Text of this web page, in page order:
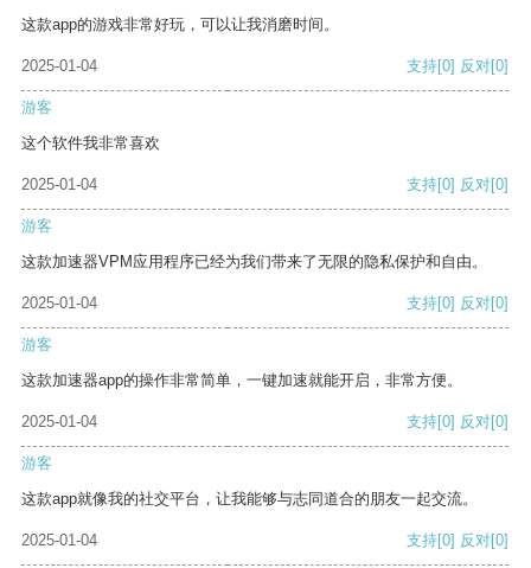
这款app的游戏非常好玩，可以让我消磨时间。
2025-01-04 支持[0] 反对[0]
游客
这个软件我非常喜欢
2025-01-04 支持[0] 反对[0]
游客
这款加速器VPM应用程序已经为我们带来了无限的隐私保护和自由。
2025-01-04 支持[0] 反对[0]
游客
这款加速器app的操作非常简单，一键加速就能开启，非常方便。
2025-01-04 支持[0] 反对[0]
游客
这款app就像我的社交平台，让我能够与志同道合的朋友一起交流。
2025-01-04 支持[0] 反对[0]